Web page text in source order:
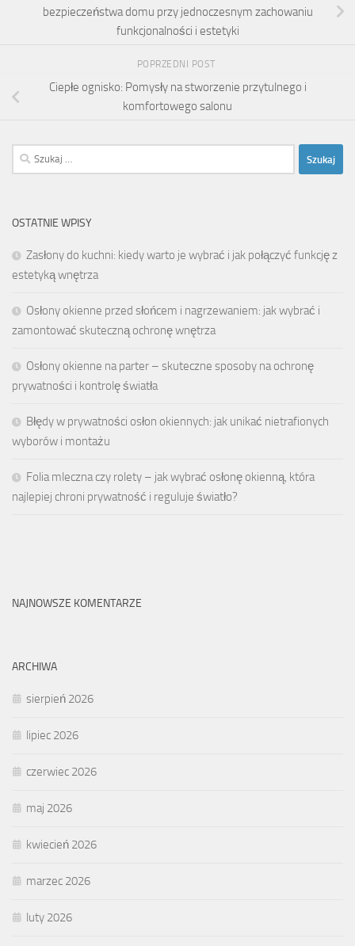
bezpieczeństwa domu przy jednoczesnym zachowaniu
funkcjonalności i estetyki
POPRZEDNI POST
Ciepłe ognisko: Pomysły na stworzenie przytulnego i
komfortowego salonu
Szukaj:
OSTATNIE WPISY
Zasłony do kuchni: kiedy warto je wybrać i jak połączyć funkcję z
estetyką wnętrza
Osłony okienne przed słońcem i nagrzewaniem: jak wybrać i
zamontować skuteczną ochronę wnętrza
Osłony okienne na parter – skuteczne sposoby na ochronę
prywatności i kontrolę światła
Błędy w prywatności osłon okiennych: jak unikać nietrafionych
wyborów i montażu
Folia mleczna czy rolety – jak wybrać osłonę okienną, która
najlepiej chroni prywatność i reguluje światło?
NAJNOWSZE KOMENTARZE
ARCHIWA
sierpień 2026
lipiec 2026
czerwiec 2026
maj 2026
kwiecień 2026
marzec 2026
luty 2026